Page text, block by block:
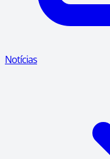
Notícias